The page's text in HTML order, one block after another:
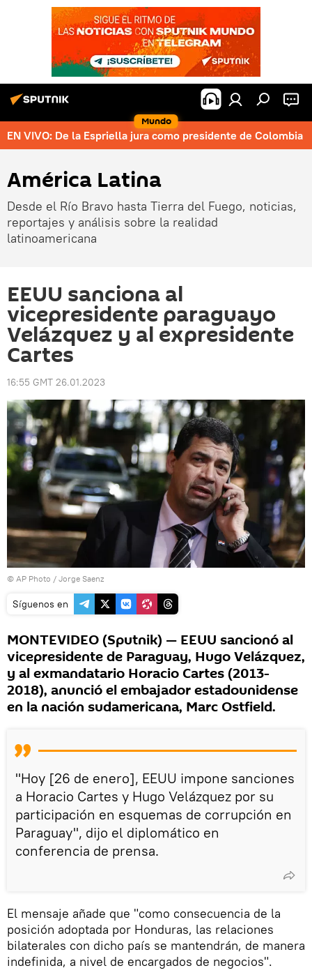
Mundo
EN VIVO: De la Espriella jura como presidente de Colombia
América Latina
Desde el Río Bravo hasta Tierra del Fuego, noticias,
reportajes y análisis sobre la realidad
latinoamericana
EEUU sanciona al
vicepresidente paraguayo
Velázquez y al expresidente
Cartes
16:55 GMT 26.01.2023
© AP Photo / Jorge Saenz
Síguenos en
MONTEVIDEO (Sputnik) — EEUU sancionó al
vicepresidente de Paraguay, Hugo Velázquez,
y al exmandatario Horacio Cartes (2013-
2018), anunció el embajador estadounidense
en la nación sudamericana, Marc Ostfield.
"Hoy [26 de enero], EEUU impone sanciones
a Horacio Cartes y Hugo Velázquez por su
participación en esquemas de corrupción en
Paraguay", dijo el diplomático en
conferencia de prensa.
El mensaje añade que "como consecuencia de la
posición adoptada por Honduras, las relaciones
bilaterales con dicho país se mantendrán, de manera
indefinida, a nivel de encargados de negocios".